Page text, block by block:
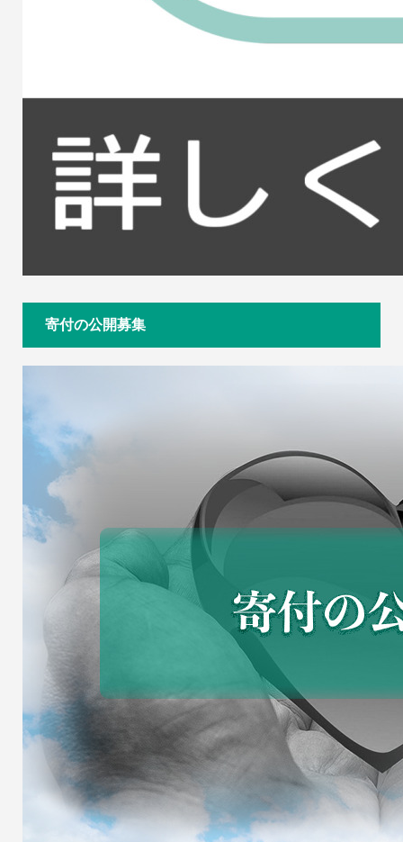
寄付の公開募集